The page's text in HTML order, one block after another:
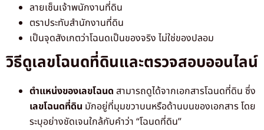
ลายเซ็นเจ้าพนักงานที่ดิน
ตราประทับสำนักงานที่ดิน
เป็นจุดสังเกตว่าโฉนดเป็นของจริง ไม่ใช่ของปลอม
วิธีดูเลขโฉนดที่ดินและตรวจสอบออนไลน์
ตำแหน่งของเลขโฉนด สามารถดูได้จากเอกสารโฉนดที่ดิน ซึ่ง
เลขโฉนดที่ดิน มักอยู่ที่มุมขวาบนหรือด้านบนของเอกสาร โดย
ระบุอย่างชัดเจนใกล้กับคำว่า “โฉนดที่ดิน”